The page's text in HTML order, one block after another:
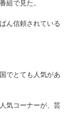
組で見た。
ん信頼されている
でとても人気があ
気コーナーが、芸